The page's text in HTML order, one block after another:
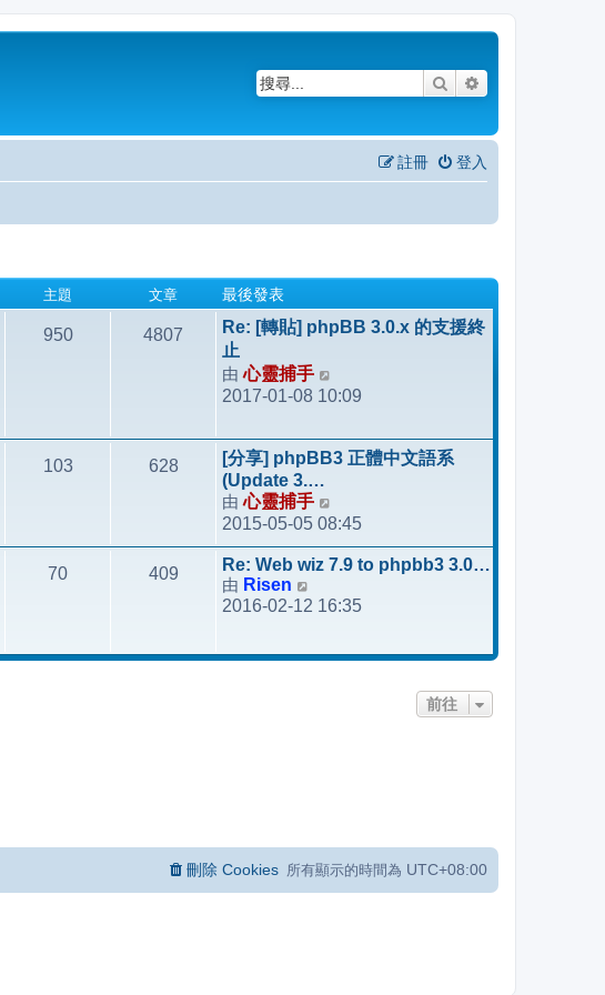
搜尋
登入
註冊
主題 文章 最後發表
950 4807
Re: [轉貼] phpBB 3.0.x 的支援終
止
由心靈捕手
視
後
發
2017-01-08 10:09
103 628
[分享] phpBB3 正體中文語系
(Update 3.…
由心靈捕手
視
最
後
發
2015-05-05 08:45
70 409
Re: Web wiz 7.9 to phpbb3 3.0…
由 Risen
視
後
2016-02-12 16:35
前往
所有顯示的時間為 UTC+08:00
刪除 Cookies